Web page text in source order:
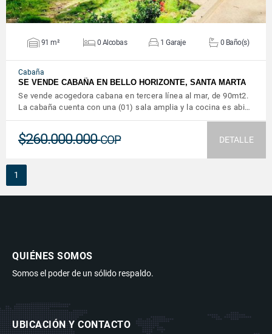
91 m² 0 Alcobas 1 Garaje 0 Baño(s)
Cabaña
SE VENDE CABAÑA EN BELLO HORIZONTE, SANTA MARTA
Se vende acogedora cabana en tercera línea al mar, de 90mt2.
La cabaña cuenta con una (01) sala amplia y la cocina es abi…
$260.000.000COP DETALLE
1
QUIÉNES SOMOS
Somos el poder de un sólido respaldo.
UBICACIÓN Y CONTACTO